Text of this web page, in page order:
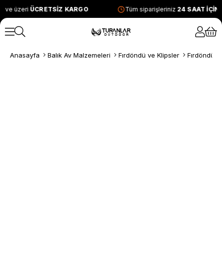
ve üzeri ÜCRETSİZ KARGO Tüm siparişleriniz24 SAAT
Anasayfa Balık Av Malzemeleri Fırdöndü ve Klipsler Fırdöndüler